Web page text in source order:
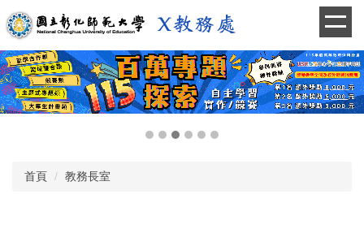
跳
到
要
內
容
區
首頁 教務長室